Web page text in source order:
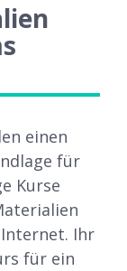
einen
für
Kurse
Ihr
für ein